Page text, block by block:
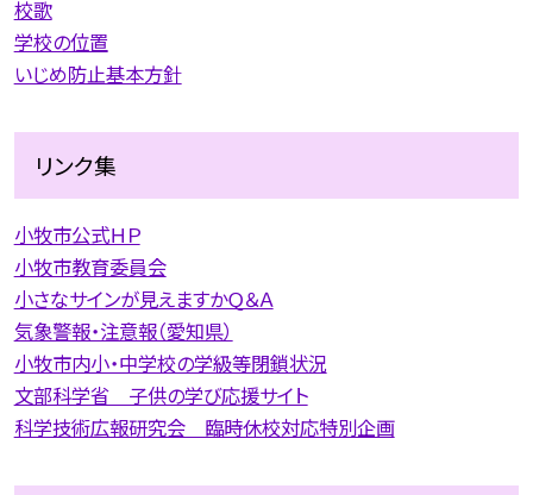
校歌
学校の位置
いじめ防止基本方針
リンク集
小牧市公式ＨＰ
小牧市教育委員会
小さなサインが見えますかＱ＆Ａ
気象警報・注意報（愛知県）
小牧市内小・中学校の学級等閉鎖状況
文部科学省 子供の学び応援サイト
科学技術広報研究会 臨時休校対応特別企画